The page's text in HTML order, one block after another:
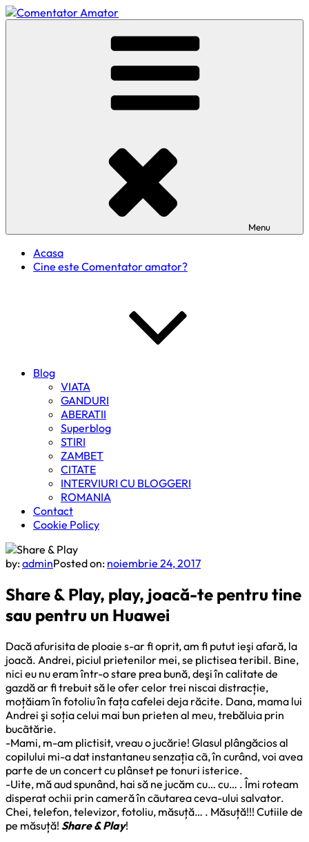
Skip
to
Menu
Acasa
Cine este Comentator amator?
Blog
VIATA
GANDURI
ABERATII
Superblog
STIRI
ZAMBET
CITATE
INTERVIURI CU BLOGGERI
ROMANIA
Contact
Cookie Policy
by:adminPosted on: noiembrie 24, 2017
Share & Play, play, joacă-te pentru tine
sau pentru un Huawei
Dacă afurisita de ploaie s-ar fi oprit, am fi putut ieşi afară, la
joacă. Andrei, piciul prietenilor mei, se plictisea teribil. Bine,
nici eu nu eram într-o stare prea bună, deşi în calitate de
gazdă ar fi trebuit să le ofer celor trei niscai distracție,
moțăiam în fotoliu în fața cafelei deja răcite. Dana, mama lui
Andrei şi soția celui mai bun prieten al meu, trebăluia prin
bucãtărie.
-Mami, m-am plictisit, vreau o jucărie! Glasul plângăcios al
copilului mi-a dat instantaneu senzația cã, în curând, voi avea
parte de un concert cu plânset pe tonuri isterice.
-Uite, mă aud spunând, hai să ne jucăm cu… cu… . Îmi roteam
disperat ochii prin cameră în cãutarea ceva-ului salvator.
Chei, telefon, televizor, fotoliu, măsuță… . Măsuță!!! Cutiile de
pe măsuță! Share & Play!